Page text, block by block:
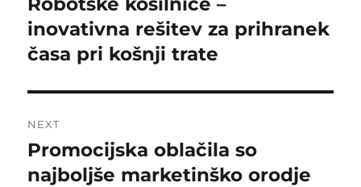
post:
inovativna rešitev za prihranek
časa pri košnji trate
NEXT
Next
post:
Promocijska oblačila so
najboljše marketinško orodje